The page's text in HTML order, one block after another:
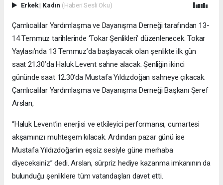
Erkek| Kadın (Haberi Sesli Oku)
Çamlıcalılar Yardımlaşma ve Dayanışma Derneği tarafından 13-
14 Temmuz tarihlerinde ‘Tokar Şenlikleri’ düzenlenecek. Tokar
Yaylası’nda 13 Temmuz’da başlayacak olan şenlikte ilk gün
saat 21.30’da Haluk Levent sahne alacak. Şenliğin ikinci
gününde saat 12.30’da Mustafa Yıldızdoğan sahneye çıkacak.
Çamlıcalılar Yardımlaşma ve Dayanışma Derneği Başkanı Şeref
Arslan,
“Haluk Levent’in enerjisi ve etkileyici performansı, cumartesi
akşamınızı muhteşem kılacak. Ardından pazar günü ise
Mustafa Yıldızdoğan'ın eşsiz sesiyle güne merhaba
diyeceksiniz” dedi. Arslan, sürpriz hediye kazanma imkanının da
bulunduğu şenliklere tüm vatandaşları davet etti.